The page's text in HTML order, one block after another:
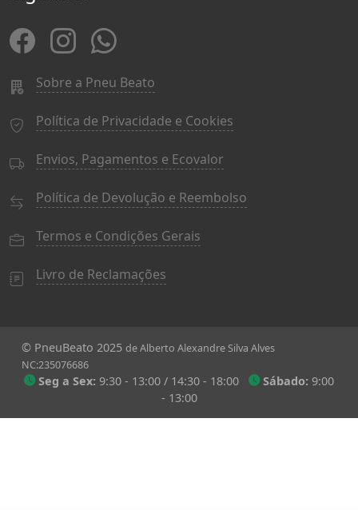
Sobre a Pneu Beato
Política de Privacidade e Cookies
Envios, Pagamentos e Ecovalor
Política de Devolução e Reembolso
Termos e Condições Gerais
Livro de Reclamações
© PneuBeato 2025 de Alberto Alexandre Silva Alves
NC:235076686
Seg a Sex: 9:30 - 13:00 / 14:30 - 18:00 Sábado: 9:00
- 13:00